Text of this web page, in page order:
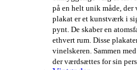
på en helt unik måde,
plakat er et kunstværk i
pynt. De skaber en
ethvert rum. Disse
vinelskeren. Sammen
der værdsættes for sin